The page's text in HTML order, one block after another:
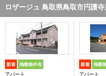
ロザージュ 鳥取県鳥取市円護
新着 掲載物件有
アパート
新着 掲載
アパート